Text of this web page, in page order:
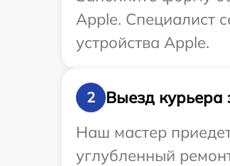
Apple. Специалист
устройства Apple.
2
Выезд курьера
Наш мастер
углубленный